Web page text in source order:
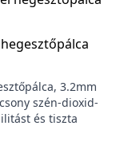
3.2mm
szén-dioxid-
és tiszta